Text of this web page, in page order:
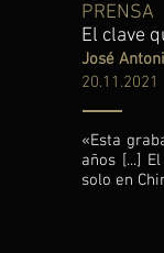
PRENSA
El clave
José
20.11.2021
«Esta
años [...]
solo en